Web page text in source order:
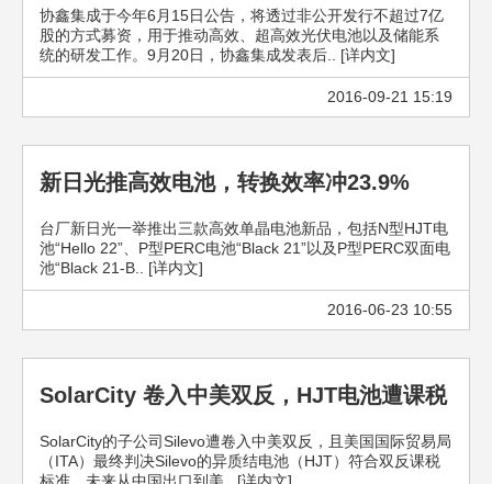
协鑫集成于今年6月15日公告，将透过非公开发行不超过7亿
股的方式募资，用于推动高效、超高效光伏电池以及储能系
统的研发工作。9月20日，协鑫集成发表后.. [详内文]
2016-09-21 15:19
新日光推高效电池，转换效率冲23.9%
台厂新日光一举推出三款高效单晶电池新品，包括N型HJT电
池“Hello 22”、P型PERC电池“Black 21”以及P型PERC双面电
池“Black 21-B.. [详内文]
2016-06-23 10:55
SolarCity 卷入中美双反，HJT电池遭课税
SolarCity的子公司Silevo遭卷入中美双反，且美国国际贸易局
（ITA）最终判决Silevo的异质结电池（HJT）符合双反课税